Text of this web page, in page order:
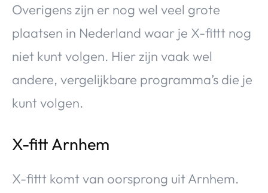
Overigens zijn er nog wel veel grote
plaatsen in Nederland waar je X-fittt nog
niet kunt volgen. Hier zijn vaak wel
andere, vergelijkbare programma’s die je
kunt volgen.
X-fitt Arnhem
X-fittt komt van oorsprong uit Arnhem.